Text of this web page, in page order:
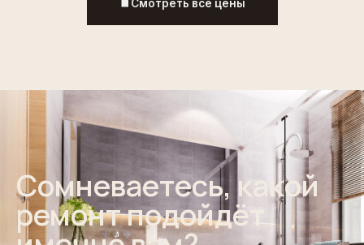
Смотреть все цены
Сомневаетесь, какой
ремонт подойдёт